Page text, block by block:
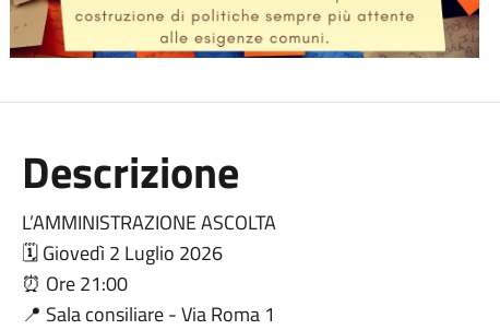
Descrizione
L’AMMINISTRAZIONE ASCOLTA
🗓️ Giovedì 2 Luglio 2026
⏰ Ore 21:00
📍 Sala consiliare - Via Roma 1